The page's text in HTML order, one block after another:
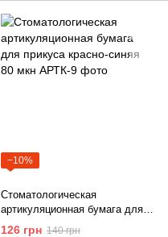
−10%
Стоматологическая
артикуляционная бумага для
прикуса красно-синяя 80 мкн
126 грн 140 грн